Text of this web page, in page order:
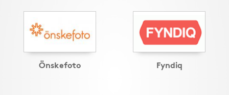
Önskefoto Fyndiq